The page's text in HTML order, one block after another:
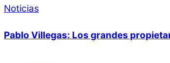
Noticias
Pablo Villegas: Los grandes